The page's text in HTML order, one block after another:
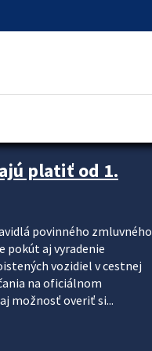
platiť od 1.
povinného zmluvného
pokút aj vyradenie
vozidiel v cestnej
na oficiálnom
možnosť overiť si...